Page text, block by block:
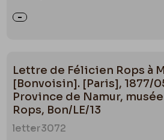
Lettre de Félicien Rops à
[Bonvoisin]. [Paris], 1877/
Province de Namur,
Rops, Bon/LE/13
letter3072